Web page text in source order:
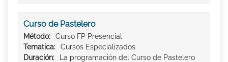
Curso de Pastelero
Método:
Curso FP Presencial
Tematica:
Cursos Especializados
Duración:
La programación del Curso de Pastelero